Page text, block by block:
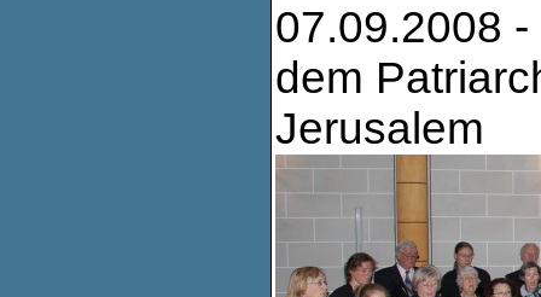
07.09.2008
dem
Jerusalem